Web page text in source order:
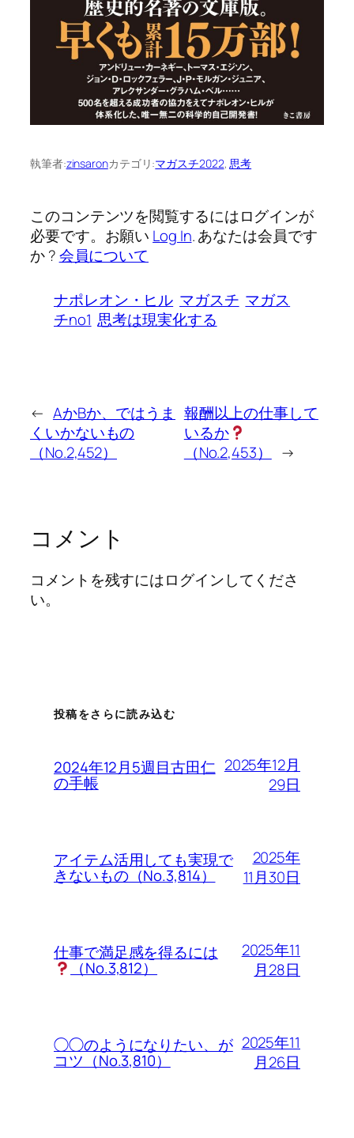
執筆者:zinsaronカテゴリ:マガスチ2022, 思考
このコンテンツを閲覧するにはログインが
必要です。お願い Log In. あなたは会員です
か ?会員について
ナポレオン・ヒル マガスチ マガス
チno1 思考は現実化する
← AかBか、ではうま
くいかないもの
（No.2,452）
報酬以上の仕事して
いるか
（No.2,453）
→
コメント
コメントを残すにはログインしてくださ
い。
投稿をさらに読み込む
2024年12月5週目古田仁
の手帳
2025年12月
29日
アイテム活用しても実現で
きないもの（No.3,814）
2025年
11月30日
仕事で満足感を得るには
（No.3,812）
2025年11
月28日
◯◯のようになりたい、が
コツ（No.3,810）
2025年11
月26日